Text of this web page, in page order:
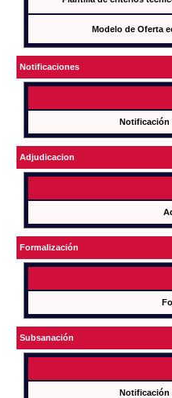
Modelo de Oferta
Notificaciones
Notificación
Adjudicacion
Formalización
Subsanación
Notificación